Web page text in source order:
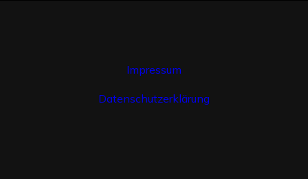
Impressum
Datenschutzerklärung